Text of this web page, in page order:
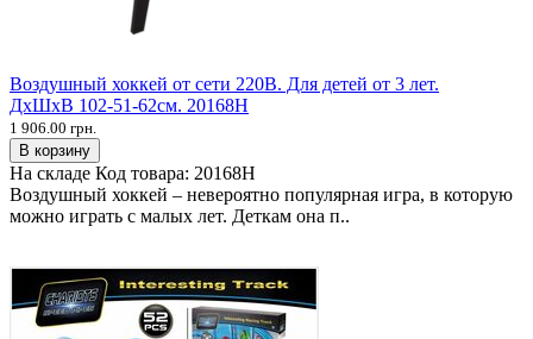
Воздушный хоккей от сети 220В. Для детей от 3 лет.
ДхШхВ 102-51-62см. 20168H
1 906.00 грн.
В корзину
На складе Код товара: 20168H
Воздушный хоккей – невероятно популярная игра, в которую
можно играть с малых лет. Деткам она п..